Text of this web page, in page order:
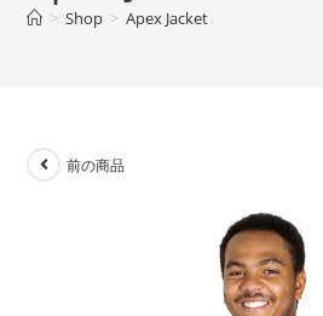
> Shop > Apex Jacket
前の商品